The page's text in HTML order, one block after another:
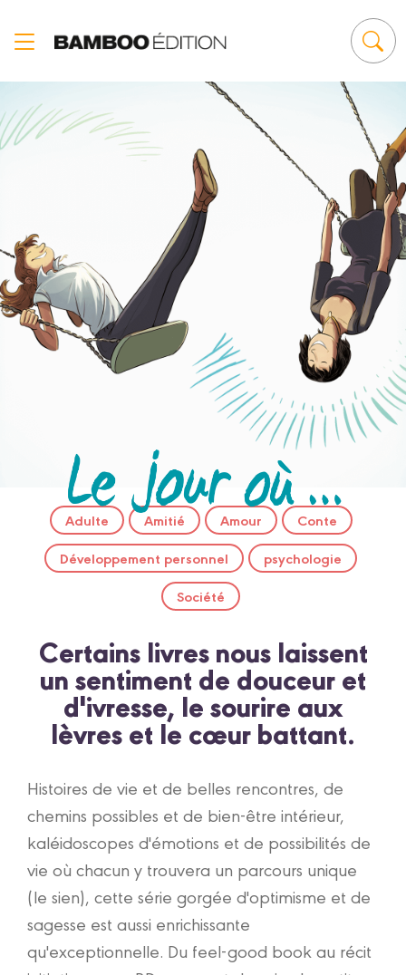
Adulte Amitié Amour
Conte
Développement personnel
psychologie
Société
Certains livres nous laissent
un sentiment de douceur et
d'ivresse, le sourire aux
lèvres et le cœur battant.
Histoires de vie et de belles rencontres, de
chemins possibles et de bien-être intérieur,
kaléidoscopes d'émotions et de possibilités de
vie où chacun y trouvera un parcours unique
(le sien), cette série gorgée d'optimisme et de
sagesse est aussi enrichissante
qu'exceptionnelle. Du feel-good book au récit